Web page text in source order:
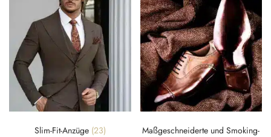
Slim-Fit-Anzüge (23)
Maßgeschneiderte und Smoking-